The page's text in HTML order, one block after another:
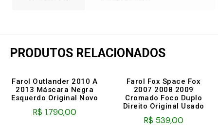
PRODUTOS RELACIONADOS
Farol Outlander 2010 A
2013 Máscara Negra
Esquerdo Original Novo
R$ 1.790,00
Farol Fox Space Fox
2007 2008 2009
Cromado Foco Duplo
Direito Original Usado
R$ 539,00